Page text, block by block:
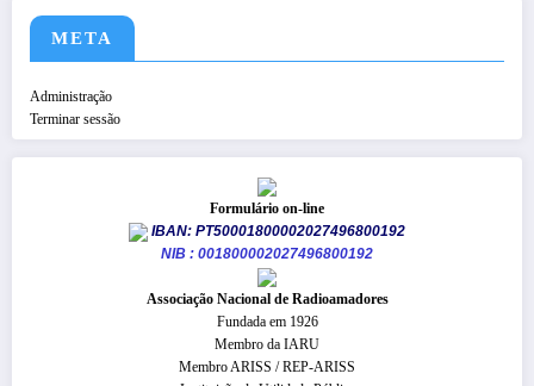
META
Administração
Terminar sessão
Formulário on-line
IBAN: PT50001800002027496800192
NIB : 001800002027496800192
​Associação Nacional de Radioamadores
Fundada em 1926
Membro da IARU
Membro ARISS / REP-ARISS